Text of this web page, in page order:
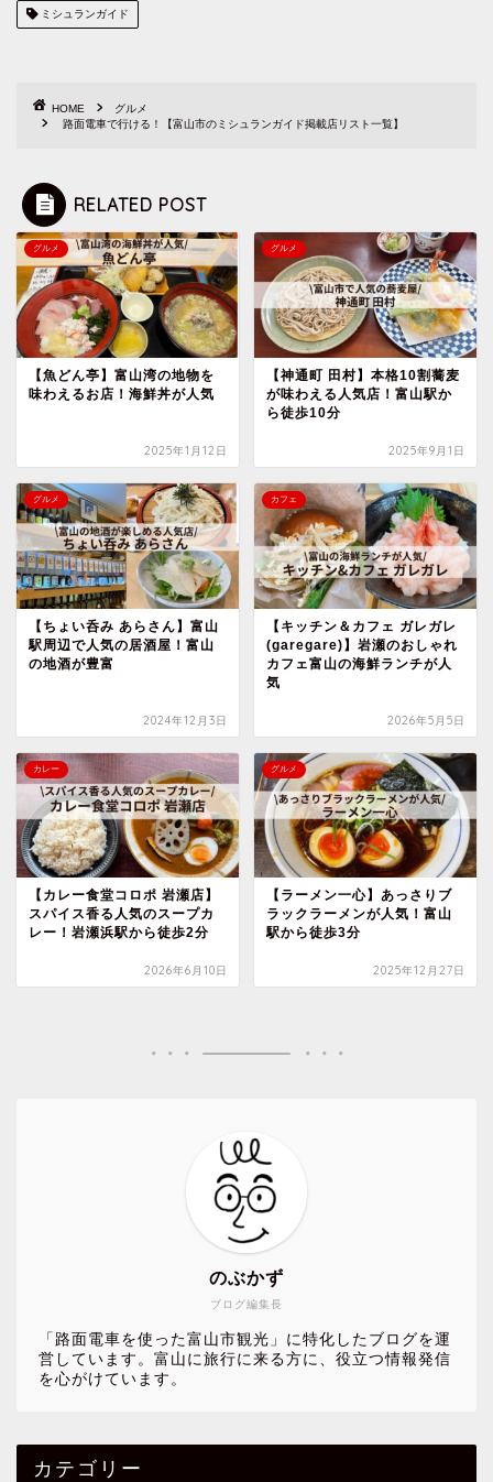
ミシュランガイド
HOME
グルメ
路面電車で行ける！【富山市のミシュランガイド掲載店リスト一覧】
RELATED POST
グルメ
【魚どん亭】富山湾の地物を
味わえるお店！海鮮丼が人気
2025年1月12日
グルメ
【神通町 田村】本格10割蕎麦
が味わえる人気店！富山駅か
ら徒歩10分
2025年9月1日
グルメ
【ちょい呑み あらさん】富山
駅周辺で人気の居酒屋！富山
の地酒が豊富
2024年12月3日
カフェ
【キッチン＆カフェ ガレガレ
(garegare)】岩瀬のおしゃれ
カフェ富山の海鮮ランチが人
気
2026年5月5日
カレー
【カレー食堂コロポ 岩瀬店】
スパイス香る人気のスープカ
レー！岩瀬浜駅から徒歩2分
2026年6月10日
グルメ
【ラーメン一心】あっさりブ
ラックラーメンが人気！富山
駅から徒歩3分
2025年12月27日
ブログ編集長
のぶかず
「路面電車を使った富山市観光」に特化したブログを運
営しています。富山に旅行に来る方に、役立つ情報発信
を心がけています。
カテゴリー